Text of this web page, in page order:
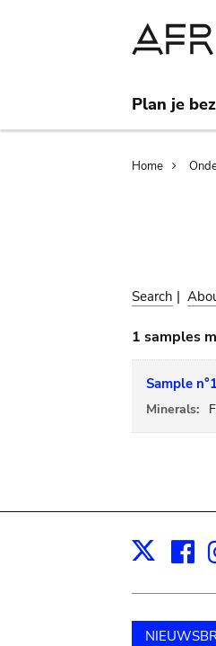
Plan je
Home
Search |
1 samples
Sample
Minerals:
X